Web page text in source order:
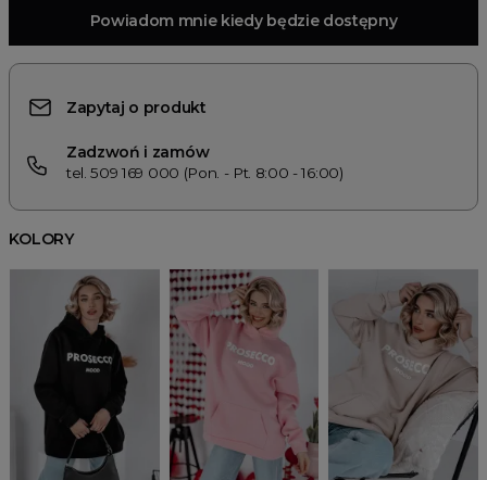
Powiadom mnie kiedy będzie dostępny
Zapytaj o produkt
Zadzwoń i zamów
tel. 509 169 000 (Pon. - Pt. 8:00 - 16:00)
KOLORY